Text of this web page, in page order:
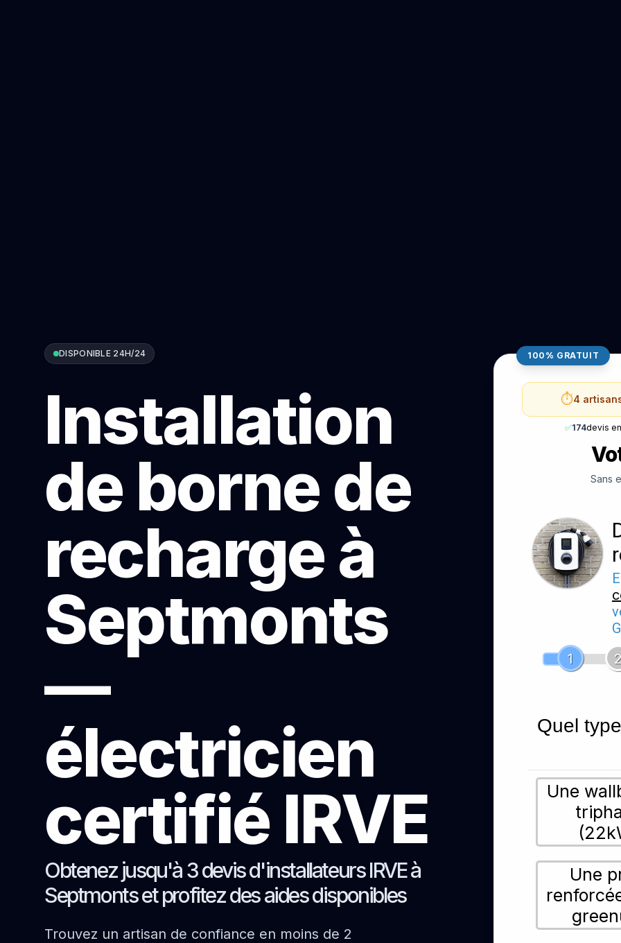
DISPONIBLE 24H/24
Installation
de borne de
recharge à
Septmonts
—
électricien
certifié IRVE
Obtenez jusqu'à 3 devis d'installateurs IRVE à
Septmonts et profitez des aides disponibles
Trouvez un artisan de confiance en moins de 2
100% GRATUIT
⏱️4
✅174devis
Sans
1
2
Quel
Une
Une